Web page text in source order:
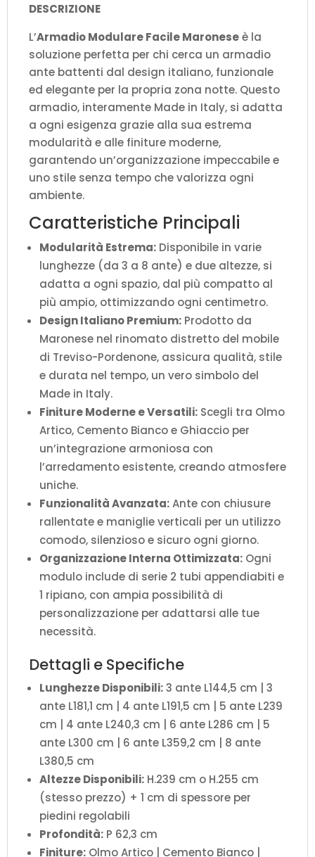
DESCRIZIONE
L’Armadio Modulare Facile Maroneseè la
soluzione perfetta per chi cerca un armadio
ante battenti dal design italiano, funzionale
ed elegante per la propria zona notte. Questo
armadio, interamente Made in Italy, si adatta
a ogni esigenza grazie alla sua estrema
modularità e alle finiture moderne,
garantendo un’organizzazione impeccabile e
uno stile senza tempo che valorizza ogni
ambiente.
Caratteristiche Principali
Modularità Estrema: Disponibile in varie
lunghezze (da 3 a 8 ante) e due altezze, si
adatta a ogni spazio, dal più compatto al
più ampio, ottimizzando ogni centimetro.
Design Italiano Premium: Prodotto da
Maronese nel rinomato distretto del mobile
di Treviso-Pordenone, assicura qualità, stile
e durata nel tempo, un vero simbolo del
Made in Italy.
Finiture Moderne e Versatili: Scegli tra Olmo
Artico, Cemento Bianco e Ghiaccio per
un’integrazione armoniosa con
l’arredamento esistente, creando atmosfere
uniche.
Funzionalità Avanzata:Ante con chiusure
rallentate e maniglie verticali per un utilizzo
comodo, silenzioso e sicuro ogni giorno.
Organizzazione Interna Ottimizzata: Ogni
modulo include di serie 2 tubi appendiabiti e
1 ripiano, con ampia possibilità di
personalizzazione per adattarsi alle tue
necessità.
Dettagli e Specifiche
Lunghezze Disponibili:3 ante L144,5 cm | 3
ante L181,1 cm | 4 ante L191,5 cm | 5 ante L239
cm | 4 ante L240,3 cm | 6 ante L286 cm | 5
ante L300 cm | 6 ante L359,2 cm | 8 ante
L380,5 cm
Altezze Disponibili: H.239 cm o H.255 cm
(stesso prezzo) + 1 cm di spessore per
piedini regolabili
Profondità: P 62,3 cm
Finiture: Olmo Artico | Cemento Bianco |